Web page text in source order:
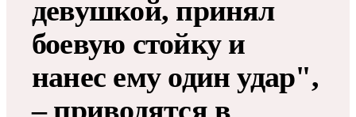
девушкой, принял
боевую стойку и
нанес ему один удар",
– приводятся в